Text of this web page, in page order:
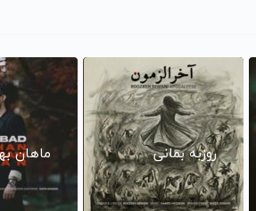
روزبه بمانی ماهان